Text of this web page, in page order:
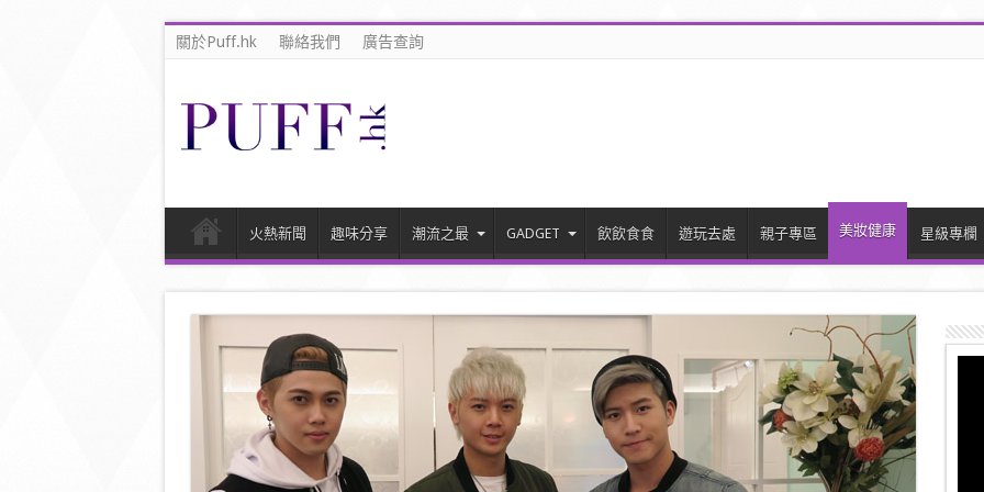
關於Puff.hk 聯絡我們 廣告查詢
火熱新聞 趣味分享 潮流之最 GADGET 飲飲食食 遊玩去處 親子專區 美妝健康 星級專欄